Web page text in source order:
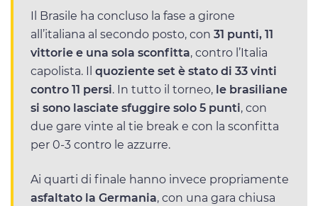
Il Brasile ha concluso la fase a girone
all’italiana al secondo posto, con 31 punti, 11
vittorie e una sola sconfitta, contro l’Italia
capolista. Il quoziente set è stato di 33 vinti
contro 11 persi. In tutto il torneo, le brasiliane
si sono lasciate sfuggire solo 5 punti, con
due gare vinte al tie break e con la sconfitta
per 0-3 contro le azzurre.
Ai quarti di finale hanno invece propriamente
asfaltato la Germania, con una gara chiusa